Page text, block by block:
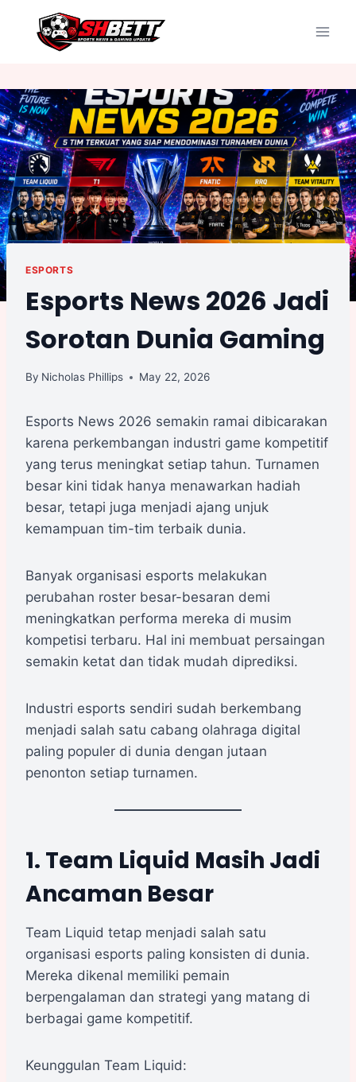
ESPORTS
Esports News 2026 Jadi
Sorotan Dunia Gaming
By Nicholas Phillips May 22, 2026
Esports News 2026 semakin ramai dibicarakan
karena perkembangan industri game kompetitif
yang terus meningkat setiap tahun. Turnamen
besar kini tidak hanya menawarkan hadiah
besar, tetapi juga menjadi ajang unjuk
kemampuan tim-tim terbaik dunia.
Banyak organisasi esports melakukan
perubahan roster besar-besaran demi
meningkatkan performa mereka di musim
kompetisi terbaru. Hal ini membuat persaingan
semakin ketat dan tidak mudah diprediksi.
Industri esports sendiri sudah berkembang
menjadi salah satu cabang olahraga digital
paling populer di dunia dengan jutaan
penonton setiap turnamen.
1. Team Liquid Masih Jadi
Ancaman Besar
Team Liquid tetap menjadi salah satu
organisasi esports paling konsisten di dunia.
Mereka dikenal memiliki pemain
berpengalaman dan strategi yang matang di
berbagai game kompetitif.
Keunggulan Team Liquid: